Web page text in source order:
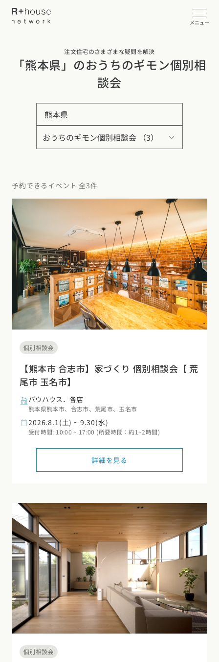
メニュー
イベント・見学会を探す
近くの工務店に相談する
家づくりの流れ
選べる仕様
コストパフォーマンス
アフターサポート
全国の工務店を探す
北海道・東北エリア
秋田県山形県福島県
関東エリア
東京都神奈川県埼玉県千葉県茨城県栃木県群馬県
甲信越・北陸エリア
新潟県富山県石川県福井県山梨県長野県
東海エリア
愛知県岐阜県
関西エリア
広島県岡山県鳥取県島根県山口県
九州・沖縄エリア
福岡県 佐賀県 長崎県熊本県 大分県宮崎県鹿児島県
沖縄県
施工事例
施工事例一覧
平屋
2階建て
狭小住宅
二世帯住宅
フォトギャラリー
オーナー様の声 (評価・口コミ)
設計した建築家の想い
R+houseの間取り
【特集】平屋の注文住宅
動画で学ぶ注文住宅
動画で学ぶ注文住宅
家づくりのお勉強
デザイン
ルームツアー
家づくりコラム
家づくりコラム一覧
注文住宅の基礎知識
設備・性能
お金と住まい
間取りのヒント
施工事例
ニュースレター
デザインコンテスト
エリア別注文住宅
北海道・東北エリア
関東エリア
東京都神奈川県
甲信越・北陸エリア
新潟県富山県 石川県福井県
愛知県岐阜県静岡県三重県
大阪府 京都府滋賀県 奈良県
中国エリア
広島県岡山県鳥取県島根県 山口県
四国エリア
香川県徳島県 愛媛県高知県
九州・沖縄エリア
福岡県佐賀県
沖縄県
家づくり３つのお役立ちツール
注文住宅のさまざまな疑問を解決
「熊本県」のおうちのギモン個別相
談会
熊本県
予約できるイベント 全3件
個別相談会
【熊本市 合志市】家づくり 個別相談会【 荒
尾市 玉名市】
バウハウス．各店
熊本県熊本市、合志市、荒尾市、玉名市
2026.8.1(土) ~ 9.30(水)
受付時間: 10:00 ~ 17:00 (所要時間：約1~2時間)
詳細を見る
個別相談会